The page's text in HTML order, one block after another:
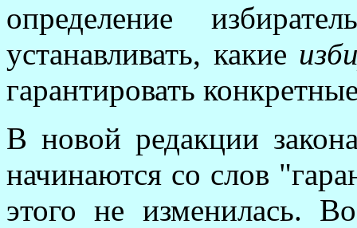
определение
устанавливать, какие
гарантировать
В новой редакции
начинаются со слов
этого не изменилась.